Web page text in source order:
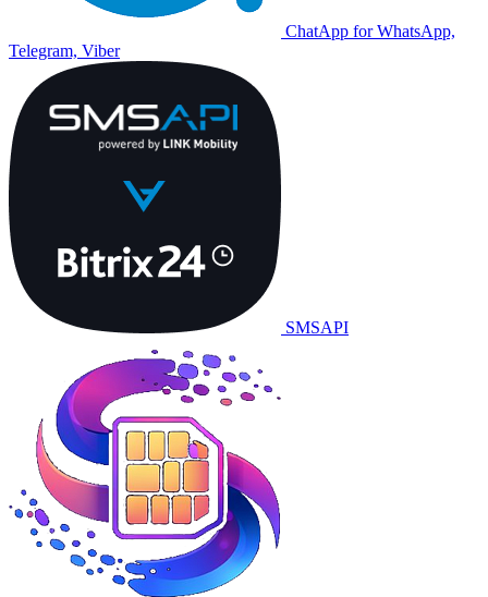
ChatApp for WhatsApp,
Telegram, Viber
SMSAPI